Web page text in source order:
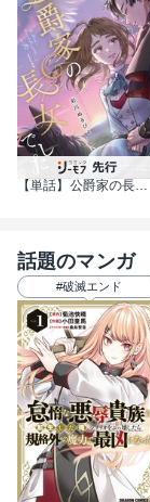
【単話】公爵家の長女でした
話題のマンガ
#破滅エンド